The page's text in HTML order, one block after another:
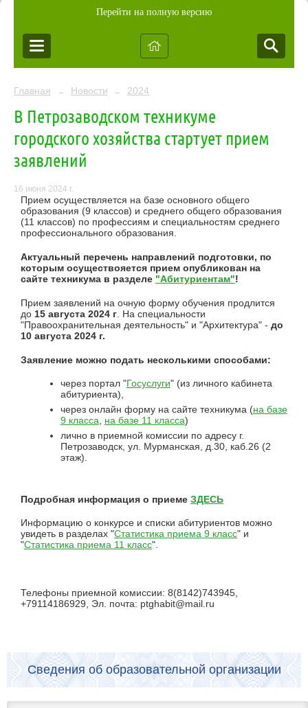
Перейти на полную версию
Главная → Новости → 2024
В Петрозаводском техникуме
городского хозяйства стартует прием
заявлений
16 июня 2024 г.
Прием осуществляется на базе основного общего
образования (9 классов) и среднего общего образования
(11 классов) по профессиям и специальностям среднего
профессионального образования.
Актуальный перечень направлений подготовки, по
которым осуществояется прием опубликован на
сайте техникума в разделе "Абитуриентам"!
Прием заявлений на очную форму обучения продлится
до 15 августа 2024 г . На специальности
"Правоохранительная деятельность" и "Архитектура" - до
10 августа 2024 г.
Заявление можно подать несколькими способами:
через портал "Госуслуги" (из личного кабинета
абитуриента),
через онлайн форму на сайте техникума (на базе
9 класса, на базе 11 класса)
лично в приемной комиссии по адресу г.
Петрозаводск, ул. Мурманская, д.30, каб.26 (2
этаж).
Подробная информация о приеме ЗДЕСЬ
Информацию о конкурсе и списки абитуриентов можно
увидеть в разделах "Статистика приема 9 класс" и
"Статистика приема 11 класс".
Телефоны приемной комиссии: 8(8142)743945,
+79114186929, Эл. почта: ptghabit@mail.ru
Сведения об образовательной организации